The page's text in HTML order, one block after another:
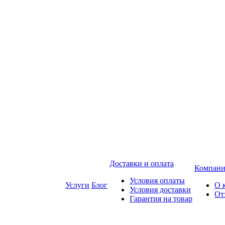
Услуги Блог
Доставки и оплата
Условия оплаты
Условия доставки
Гарантия на товар
О